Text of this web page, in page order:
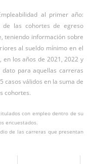
al primer año:
de las cohortes de egreso
teniendo información sobre
al sueldo mínimo en el
los años de 2021, 2022 y
para aquellas carreras
casos válidos en la suma de
cohortes.
con empleo dentro de su
encuestados.
de las carreras que presentan